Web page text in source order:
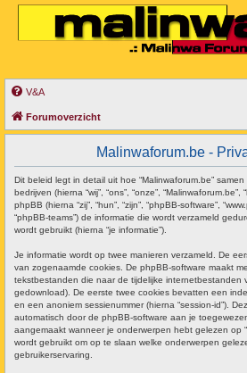
V&A
Forumoverzicht
Malinwaforum.be -
Dit beleid legt in detail uit hoe “Malinwaforum.be”
bedrijven (hierna “wij”, “ons”, “onze”,
phpBB (hierna “zij”, “hun”, “zijn”, “phpBB-software”,
“phpBB-teams”) de informatie die wordt verzameld
wordt gebruikt (hierna “je informatie”).
Je informatie wordt op twee manieren verzameld. De
van zogenaamde cookies. De phpBB-software maakt
tekstbestanden die naar de tijdelijke internetbestanden
gedownload). De eerste twee cookies bevatten een
en een anoniem sessienummer (hierna “session-id”).
automatisch door de phpBB-software aan je
aangemaakt wanneer je onderwerpen hebt gelezen op
wordt gebruikt om op te slaan welke onderwerpen
gebruikerservaring.